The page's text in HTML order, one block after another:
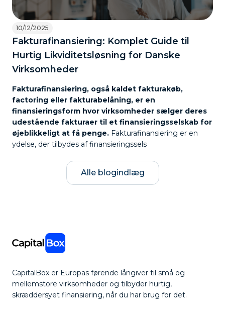
10/12/2025
Fakturafinansiering: Komplet Guide til
Hurtig Likviditetsløsning for Danske
Virksomheder
Fakturafinansiering, også kaldet fakturakøb,
factoring eller fakturabelåning, er en
finansieringsform hvor virksomheder sælger deres
udestående fakturaer til et finansieringsselskab for
øjeblikkeligt at få penge. Fakturafinansiering er en
ydelse, der tilbydes af finansieringssels
Alle blogindlæg
CapitalBox er Europas førende långiver til små og
mellemstore virksomheder og tilbyder hurtig,
skræddersyet finansiering, når du har brug for det.